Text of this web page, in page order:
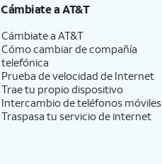
Cámbiate aAT&T
Cámbiate aAT&T
Cómo cambiar de compañía
telefónica
Prueba de velocidad de Internet
Trae tu propio dispositivo
Intercambio de teléfonos móviles
Traspasa tu servicio de internet